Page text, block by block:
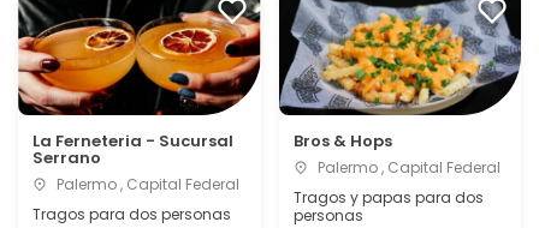
La Ferneteria - Sucursal
Serrano
Palermo , Capital Federal
Tragos para dos personas
Bros & Hops
Palermo , Capital Federal
Tragos y papas para dos
personas